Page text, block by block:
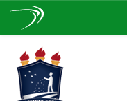
navigation